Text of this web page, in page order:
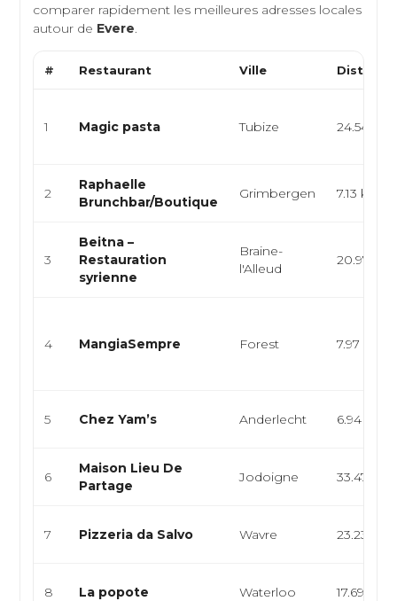
comparer rapidement les meilleures adresses locales
autour de Evere.
# Restaurant Ville Distance
1 Magic pasta Tubize 24.54 km
2
Raphaelle
Brunchbar/Boutique
Grimbergen 7.13 km
3
Beitna –
Restauration
syrienne
Braine-
l'Alleud
20.97 km
4 MangiaSempre Forest 7.97 km
5 Chez Yam’s Anderlecht 6.94 km
6
Maison Lieu De
Partage
Jodoigne 33.47 km
7 Pizzeria da Salvo Wavre 23.23 km
8 La popote Waterloo 17.69 km